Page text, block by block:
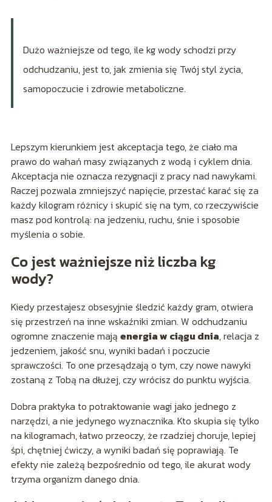
Dużo ważniejsze od tego, ile kg wody schodzi przy
odchudzaniu, jest to, jak zmienia się Twój styl życia,
samopoczucie i zdrowie metaboliczne.
Lepszym kierunkiem jest akceptacja tego, że ciało ma
prawo do wahań masy związanych z wodą i cyklem dnia.
Akceptacja nie oznacza rezygnacji z pracy nad nawykami.
Raczej pozwala zmniejszyć napięcie, przestać karać się za
każdy kilogram różnicy i skupić się na tym, co rzeczywiście
masz pod kontrolą: na jedzeniu, ruchu, śnie i sposobie
myślenia o sobie.
Co jest ważniejsze niż liczba kg
wody?
Kiedy przestajesz obsesyjnie śledzić każdy gram, otwiera
się przestrzeń na inne wskaźniki zmian. W odchudzaniu
ogromne znaczenie mają energia w ciągu dnia, relacja z
jedzeniem, jakość snu, wyniki badań i poczucie
sprawczości. To one przesądzają o tym, czy nowe nawyki
zostaną z Tobą na dłużej, czy wrócisz do punktu wyjścia.
Dobra praktyka to potraktowanie wagi jako jednego z
narzędzi, a nie jedynego wyznacznika. Kto skupia się tylko
na kilogramach, łatwo przeoczy, że rzadziej choruje, lepiej
śpi, chętniej ćwiczy, a wyniki badań się poprawiają. Te
efekty nie zależą bezpośrednio od tego, ile akurat wody
trzyma organizm danego dnia.